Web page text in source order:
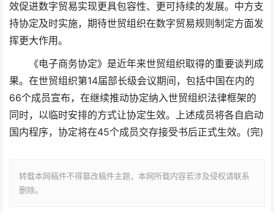
效促进数字贸易实现更具包容性、更可持续的发展。中方支
持协定及时实施，期待世贸组织在数字贸易规则制定方面发
挥更大作用。
《电子商务协定》是近年来世贸组织取得的重要谈判成
果。在世贸组织第14届部长级会议期间，包括中国在内的
66个成员宣布，在继续推动协定纳入世贸组织法律框架的
同时，以临时安排的方式让协定生效。上述成员将各自启动
国内程序，协定将在45个成员交存接受书后正式生效。(完)
转载本网稿件不得篡改稿件主题，本网所载内容若涉及侵权请联系
删除。